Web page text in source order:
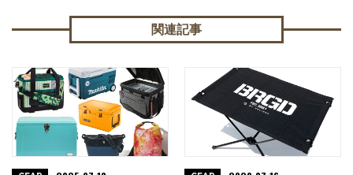
関連記事